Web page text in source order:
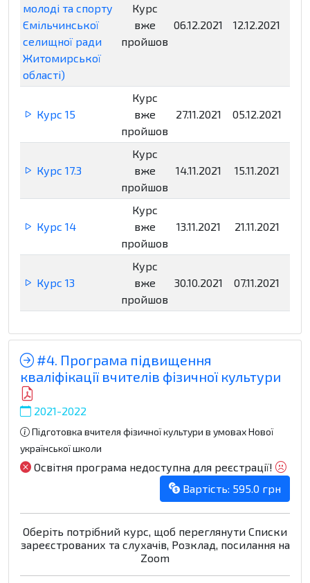
молоді та спорту
Ємільчинської
селищної ради
Житомирської
області)
Курс
вже
пройшов
06.12.2021 12.12.2021
Курс 15
Курс
вже
пройшов
27.11.2021 05.12.2021
Курс 17.3
Курс
вже
пройшов
14.11.2021 15.11.2021
Курс 14
Курс
вже
пройшов
13.11.2021 21.11.2021
Курс 13
Курс
вже
пройшов
30.10.2021 07.11.2021
#4. Програма підвищення
кваліфікації вчителів фізичної культури
2021-2022
Підготовка вчителя фізичної культури в умовах Нової
української школи
Освітня програма недоступна для реєстрації!
Вартість: 595.0 грн
Оберіть потрібний курс, щоб переглянути Списки
зареєстрованих та слухачів, Розклад, посилання на
Zoom